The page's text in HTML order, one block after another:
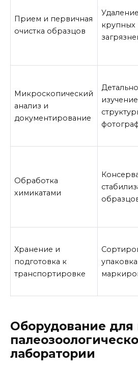
Прием и первичная
очистка образцов
крупных
Микроскопический
анализ и
документирование
изучение
Обработка
химикатами
Хранение и
подготовка к
транспортировке
Оборудование
лаборатории